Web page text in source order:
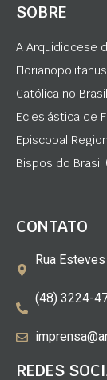
SOBRE
A Arquidiocese
Católica no
Eclesiástica de
Episcopal
Bispos do Brasil
CONTATO
Rua
(48) 3224-
REDES